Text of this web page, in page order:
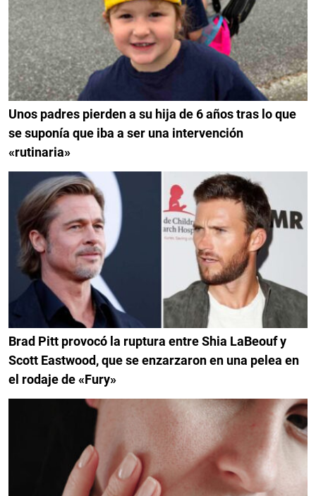
Unos padres pierden a su hija de 6 años tras lo que
se suponía que iba a ser una intervención
«rutinaria»
Brad Pitt provocó la ruptura entre Shia LaBeouf y
Scott Eastwood, que se enzarzaron en una pelea en
el rodaje de «Fury»